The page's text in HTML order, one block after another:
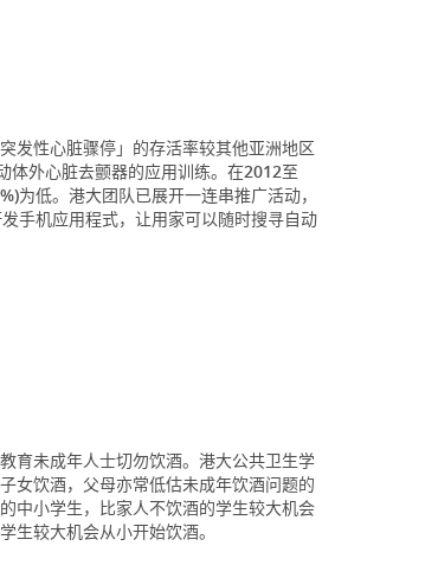
发性心脏骤停」的存活率较其他亚洲地区
体外心脏去颤器的应用训练。在2012至
为低。港大团队已展开一连串推广活动，
手机应用程式，让用家可以随时搜寻自动
育未成年人士切勿饮酒。港大公共卫生学
女饮酒，父母亦常低估未成年饮酒问题的
中小学生，比家人不饮酒的学生较大机会
生较大机会从小开始饮酒。